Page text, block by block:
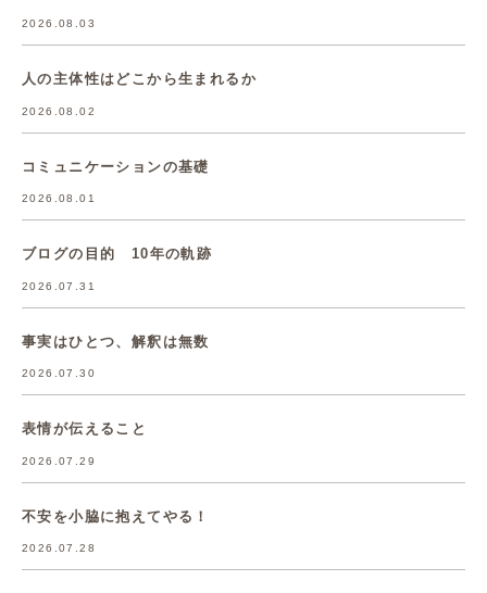
2026.08.03
人の主体性はどこから生まれるか
2026.08.02
コミュニケーションの基礎
2026.08.01
ブログの目的 10年の軌跡
2026.07.31
事実はひとつ、解釈は無数
2026.07.30
表情が伝えること
2026.07.29
不安を小脇に抱えてやる！
2026.07.28